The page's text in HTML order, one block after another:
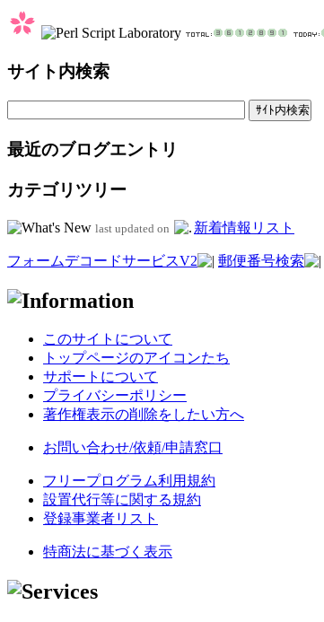
サイト内検索
最近のブログエントリ
カテゴリツリー
last updated on 新着情報リスト
フォームデコードサービスV2 郵便番号検索
このサイトについて
トップページのアイコンたち
サポートについて
プライバシーポリシー
著作権表示の削除をしたい方へ
お問い合わせ/依頼/申請窓口
フリープログラム利用規約
設置代行等に関する規約
登録事業者リスト
特商法に基づく表示